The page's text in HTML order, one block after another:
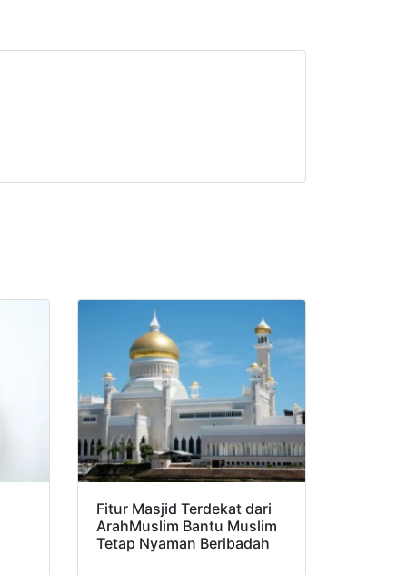
Fitur Masjid Terdekat dari
ArahMuslim Bantu Muslim
Tetap Nyaman Beribadah